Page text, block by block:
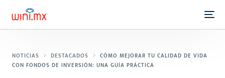
NOTICIAS DESTACADOS
CÓMO MEJORAR TU CALIDAD DE VIDA
CON FONDOS DE INVERSIÓN: UNA GUÍA PRÁCTICA